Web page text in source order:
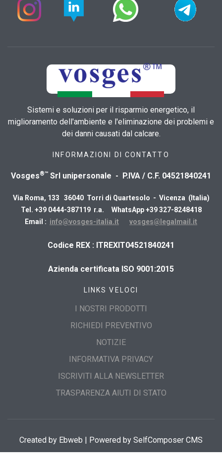
Sistemi e soluzioni per il risparmio energetico, il
miglioramento dell'ambiente e l'eliminazione dei problemi e
dei danni causati dal calcare.
INFORMAZIONI DI CONTATTO
Vosges®™ Srl unipersonale - P.IVA / C.F. 04521840241
Via Roma, 133 36040 Torri di Quartesolo - Vicenza (Italia)
Tel. +39 0444-387119 r.a. WhatsApp +39 327-8248418
Email : info@vosges-italia.it vosges@legalmail.it
​Codice REX : ITREXIT04521840241
Azienda certificata ISO 9001:2015
LINKS VELOCI
I NOSTRI PRODOTTI
RICHIEDI PREVENTIVO
NOTIZIE
INFORMATIVA PRIVACY
ISCRIVITI ALLA NEWSLETTER
TRASPARENZA AIUTI DI STATO
Created by Ebweb | Powered by SelfComposer CMS